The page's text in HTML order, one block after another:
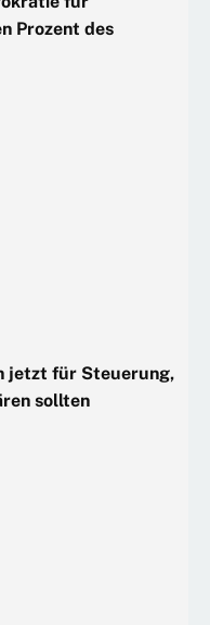
Prozent des
jetzt für Steuerung,
sollten